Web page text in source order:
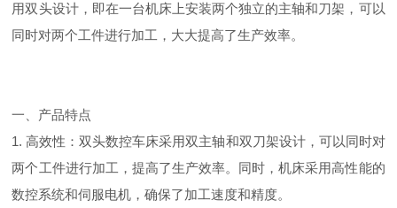
用双头设计，即在一台机床上安装两个独立的主轴和刀架，可以
同时对两个工件进行加工，大大提高了生产效率。
一、产品特点
1. 高效性：双头数控车床采用双主轴和双刀架设计，可以同时对
两个工件进行加工，提高了生产效率。同时，机床采用高性能的
数控系统和伺服电机，确保了加工速度和精度。